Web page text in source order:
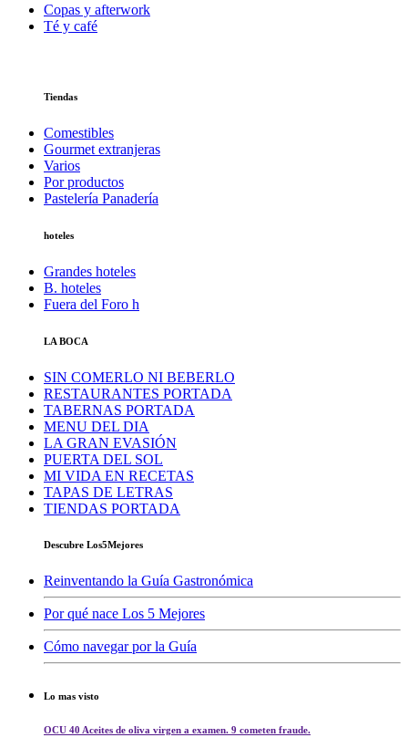
Copas y afterwork
Té y café
Tiendas
Comestibles
Gourmet extranjeras
Varios
Por productos
Pastelería Panadería
hoteles
Grandes hoteles
B. hoteles
Fuera del Foro h
LA BOCA
SIN COMERLO NI BEBERLO
RESTAURANTES PORTADA
TABERNAS PORTADA
MENU DEL DIA
LA GRAN EVASIÓN
PUERTA DEL SOL
MI VIDA EN RECETAS
TAPAS DE LETRAS
TIENDAS PORTADA
Descubre Los5Mejores
Reinventando la Guía Gastronómica
Por qué nace Los 5 Mejores
Cómo navegar por la Guía
Lo mas visto
OCU 40 Aceites de oliva virgen a examen. 9 cometen fraude.